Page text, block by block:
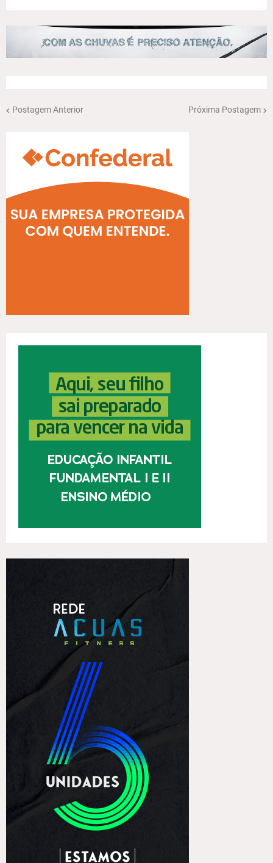
Postagem Anterior Próxima Postagem